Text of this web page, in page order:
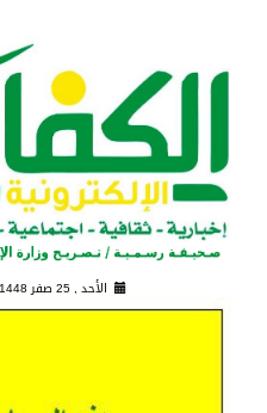
الأحد , 25 صفر 1448 هـ ,